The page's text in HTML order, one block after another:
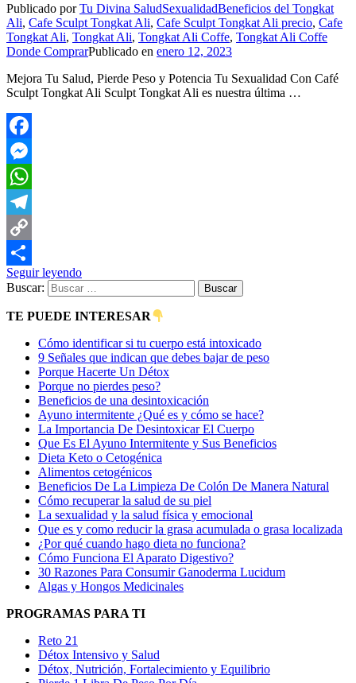
Publicado porTu Divina SaludSexualidadBeneficios del Tongkat
Ali, Cafe Sculpt Tongkat Ali, Cafe Sculpt Tongkat Ali precio, Cafe
Tongkat Ali, Tongkat Ali, Tongkat Ali Coffe, Tongkat Ali Coffe
Donde ComprarPublicado en enero 12, 2023
Mejora Tu Salud, Pierde Peso y Potencia Tu Sexualidad Con Café
Sculpt Tongkat Ali Sculpt Tongkat Ali es nuestra última …
Facebook
Messenger
WhatsApp
Telegram
Copy
Link
Compartir
Seguir leyendo
Buscar:
TE PUEDE INTERESAR
Cómo identificar si tu cuerpo está intoxicado
9 Señales que indican que debes bajar de peso
Porque Hacerte Un Détox
Porque no pierdes peso?
Beneficios de una desintoxicación
Ayuno intermitente ¿Qué es y cómo se hace?
La Importancia De Desintoxicar El Cuerpo
Que Es El Ayuno Intermitente y Sus Beneficios
Dieta Keto o Cetogénica
Alimentos cetogénicos
Beneficios De La Limpieza De Colón De Manera Natural
Cómo recuperar la salud de su piel
La sexualidad y la salud física y emocional
Que es y como reducir la grasa acumulada o grasa localizada
¿Por qué cuando hago dieta no funciona?
Cómo Funciona El Aparato Digestivo?
30 Razones Para Consumir Ganoderma Lucidum
Algas y Hongos Medicinales
PROGRAMAS PARA TI
Reto 21
Détox Intensivo y Salud
Détox, Nutrición, Fortalecimiento y Equilibrio